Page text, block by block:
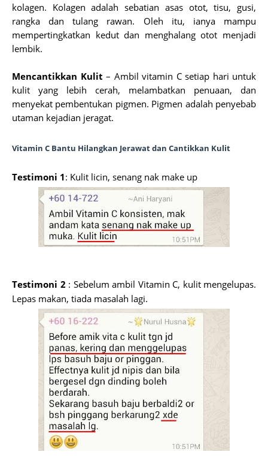
kolagen. Kolagen adalah sebatian asas otot, tisu, gusi,
rangka dan tulang rawan. Oleh itu, ianya mampu
mempertingkatkan kedut dan menghalang otot menjadi
lembik.
Mencantikkan Kulit – Ambil vitamin C setiap hari untuk
kulit yang lebih cerah, melambatkan penuaan, dan
menyekat pembentukan pigmen. Pigmen adalah penyebab
utaman kejadian jeragat.
Vitamin C Bantu Hilangkan Jerawat dan Cantikkan Kulit
Testimoni 1: Kulit licin, senang nak make up
Testimoni 2 : Sebelum ambil Vitamin C, kulit mengelupas.
Lepas makan, tiada masalah lagi.